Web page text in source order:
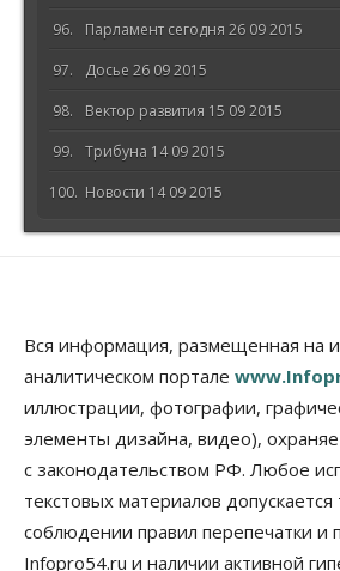
Парламент сегодня 26 09 2015
Досье 26 09 2015
Вектор развития 15 09 2015
Трибуна 14 09 2015
Новости 14 09 2015
Вся информация, размещенная на
аналитическом портале
иллюстрации, фотографии,
элементы дизайна, видео),
с законодательством РФ. Любое
текстовых материалов допускается
соблюдении правил перепечатки и
Infopro54.ru и наличии активной